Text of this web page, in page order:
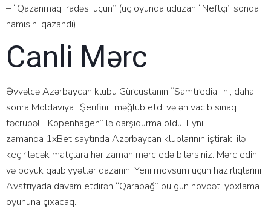
– “Qazanmaq iradəsi üçün” (üç oyunda uduzan “Neftçi” sonda
hamısını qazandı).
Саnli Mərс
Əvvəlcə Azərbaycan klubu Gürcüstanın “Samtredia” nı, daha
sonra Moldaviya “Şerifini” məğlub etdi və ən vacib sınaq
təcrübəli “Kopenhagen” lə qarşıdurma oldu. Eyni
zamanda 1xBet saytında Azərbaycan klublarının iştirakı ilə
keçiriləcək matçlara hər zaman mərc edə bilərsiniz. Mərc edin
və böyük qalibiyyətlər qazanın! Yeni mövsüm üçün hazırlıqlarını
Avstriyada davam etdirən “Qarabağ” bu gün növbəti yoxlama
oyununa çıxacaq.